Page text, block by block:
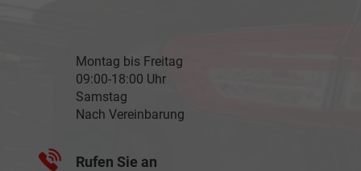
Montag bis Freitag
09:00-18:00 Uhr
Samstag
Nach Vereinbarung
Rufen Sie an